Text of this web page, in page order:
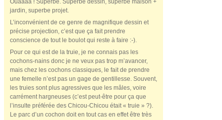
Ouaaaa ! Superbe. Superbe dessin, superbe maison +
jardin, superbe projet.
L’inconvénient de ce genre de magnifique dessin et
précise projection, c’est que ça fait prendre
conscience de tout le boulot qui reste à faire :-).
Pour ce qui est de la truie, je ne connais pas les
cochons-nains donc je ne veux pas trop m’avancer,
mais chez les cochons classiques, le fait de prendre
une femelle n’est pas un gage de gentillesse. Souvent,
les truies sont plus agressives que les mâles, voire
carrément hargneuses (c’est peut-être pour ça que
l’insulte préférée des Chicou-Chicou était « truie » ?).
Le parc d’un cochon doit en tout cas en effet être très